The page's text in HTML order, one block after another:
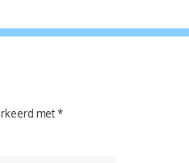
met*